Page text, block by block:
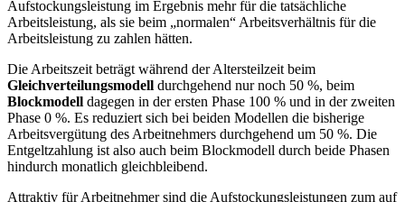
Aufstockungsleistung im Ergebnis mehr für die tatsächliche
Arbeitsleistung, als sie beim „normalen“ Arbeitsverhältnis für die
Arbeitsleistung zu zahlen hätten.
Die Arbeitszeit beträgt während der Altersteilzeit beim
Gleichverteilungsmodell durchgehend nur noch 50 %, beim
Blockmodell dagegen in der ersten Phase 100 % und in der zweiten
Phase 0 %. Es reduziert sich bei beiden Modellen die bisherige
Arbeitsvergütung des Arbeitnehmers durchgehend um 50 %. Die
Entgeltzahlung ist also auch beim Blockmodell durch beide Phasen
hindurch monatlich gleichbleibend.
Attraktiv für Arbeitnehmer sind die Aufstockungsleistungen zum auf